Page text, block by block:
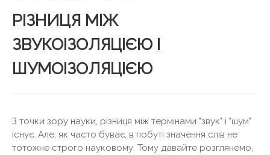
РІЗНИЦЯ МІЖ
ЗВУКОІЗОЛЯЦІЄЮ І
ШУМОІЗОЛЯЦІЄЮ
З точки зору науки, різниця між термінами "звук" і "шум"
існує. Але, як часто буває, в побуті значення слів не
тотожне строго науковому. Тому давайте розглянемо,